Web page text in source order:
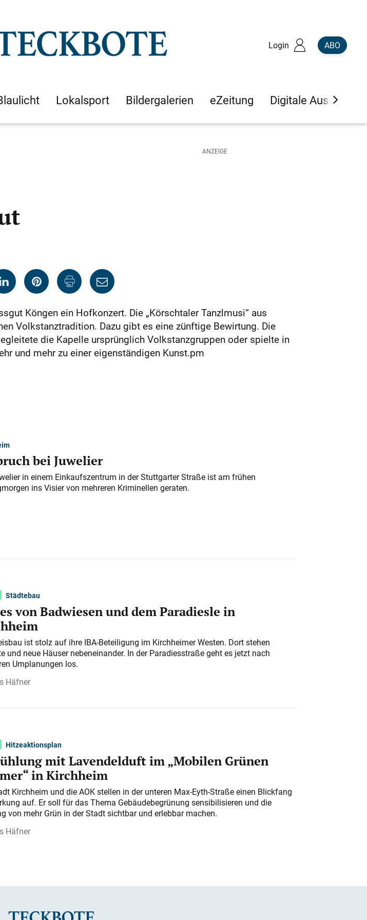
Login ABO
Lokalsport Bildergalerien eZeitung Digitale Ausgaben
Köngen ein Hofkonzert. Die „Körschtaler Tanzlmusi“ aus
Volkstanztradition. Dazu gibt es eine zünftige Bewirtung. Die
die Kapelle ursprünglich Volkstanzgruppen oder spielte in
und mehr zu einer eigenständigen Kunst.pm
bei Juwelier
in einem Einkaufszentrum in der Stuttgarter Straße ist am frühen
ins Visier von mehreren Kriminellen geraten.
Städtebau
von Badwiesen und dem Paradiesle in
ist stolz auf ihre IBA-Beteiligung im Kirchheimer Westen. Dort stehen
und neue Häuser nebeneinander. In der Paradiesstraße geht es jetzt nach
Umplanungen los.
Häfner
Hitzeaktionsplan
mit Lavendelduft im „Mobilen Grünen
in Kirchheim
Kirchheim und die AOK stellen in der unteren Max-Eyth-Straße einen Blickfang
auf. Er soll für das Thema Gebäudebegrünung sensibilisieren und die
von mehr Grün in der Stadt sichtbar und erlebbar machen.
Häfner